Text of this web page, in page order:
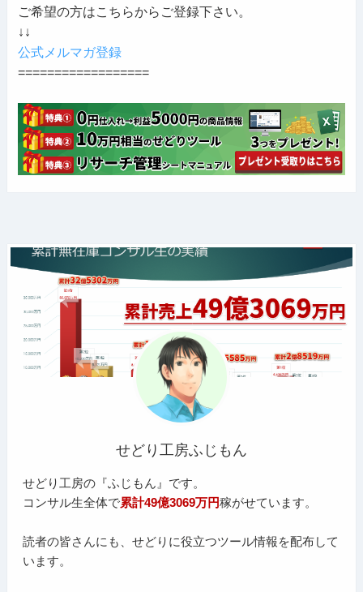
ご希望の方はこちらからご登録下さい。
↓↓
公式メルマガ登録
==================
せどり工房ふじもん
せどり工房の『ふじもん』です。
コンサル生全体で累計49億3069万円稼がせています。
読者の皆さんにも、せどりに役立つツール情報を配布して
います。